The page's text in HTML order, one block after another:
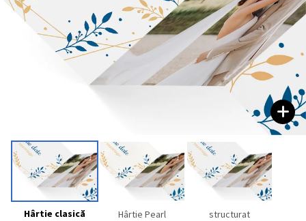
Hârtie clasică Hârtie Pearl structurat